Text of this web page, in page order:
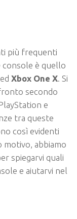
più frequenti
è quello
ed Xbox One X . Si
secondo
e
tra queste
così evidenti
abbiamo
spiegarvi quali
e aiutarvi nel